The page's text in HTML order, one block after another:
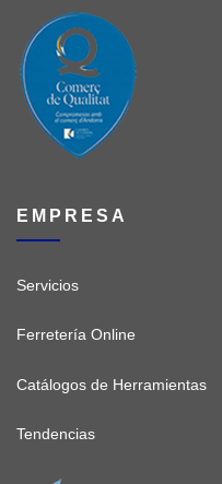
EMPRESA
Servicios
Ferretería Online
Catálogos de Herramientas
Tendencias